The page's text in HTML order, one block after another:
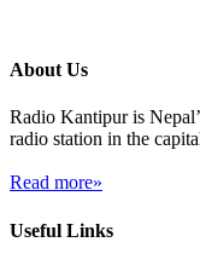
About Us
Radio Kantipur is
radio station in the
Read more»
Useful Links